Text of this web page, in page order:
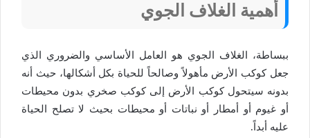
أهمية الغلاف الجوي
ببساطة، الغلاف الجوي هو العامل الأساسي والضروري الذي
جعل كوكب الأرض مأهولاً وصالحاً للحياة بكل أشكالها، حيث أنه
بدونه سيتحول كوكب الأرض إلى كوكب صخري بدون محيطات
أو غيوم أو أمطار أو نباتات أو محيطات بحيث لا تصلح الحياة
عليه أبداً.